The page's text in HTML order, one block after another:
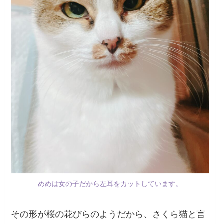
めめは女の子だから左耳をカットしています。
その形が桜の花びらのようだから、さくら猫と言